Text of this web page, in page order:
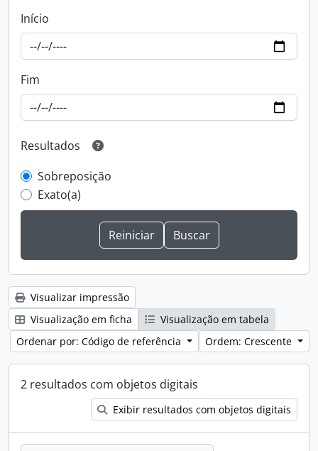
Início
Fim
Resultados
Sobreposição
Exato(a)
Visualizar impressão
Visualização em ficha
Visualização em tabela
Ordenar por: Código de referência
Ordem: Crescente
2 resultados com objetos digitais
Exibir resultados com objetos digitais